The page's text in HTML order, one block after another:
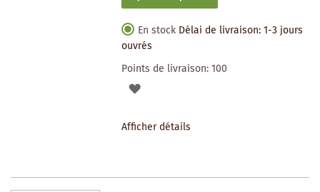
En stock Délai de livraison: 1-3 jours
ouvrés
Points de livraison:100
AJOUTER
Afficher détails